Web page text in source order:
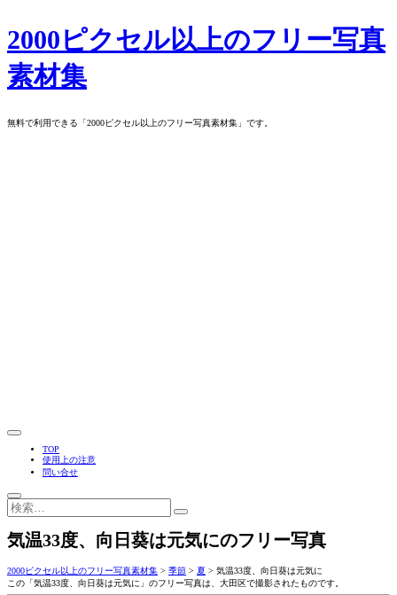
to
content
2000ピクセル以上のフリー写真
素材集
無料で利用できる「2000ピクセル以上のフリー写真素材集」です。
TOP
使用上の注意
問い合せ
気温33度、向日葵は元気にのフリー写真
2000ピクセル以上のフリー写真素材集 > 季節 > 夏 > 気温33度、向日葵は元気に
この「気温33度、向日葵は元気に」のフリー写真は、大田区で撮影されたものです。